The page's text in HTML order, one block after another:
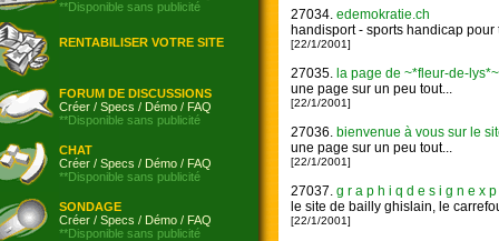
**Disponible sans publicité
RENTABILISER VOTRE SITE
FORUM DE DISCUSSIONS
Créer / Specs / Démo / FAQ
**Disponible sans publicité
CHAT
Créer / Specs / Démo / FAQ
**Disponible sans publicité
SONDAGE
Créer / Specs / Démo / FAQ
**Disponible sans publicité
27034. edemokratie.ch
handisport - sports handicap
[22/1/2001]
27035. la page de ~*fleur-de-lys*~
une page sur un peu tout...
[22/1/2001]
27036. bienvenue à vous sur le
une page sur un peu tout...
[22/1/2001]
27037. g r a p h i q d e s i g n e x
le site de bailly ghislain, le
[22/1/2001]